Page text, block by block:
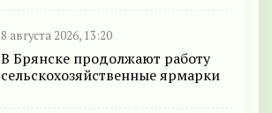
8 августа 2026, 13:20
В Брянске продолжают работу
сельскохозяйственные ярмарки